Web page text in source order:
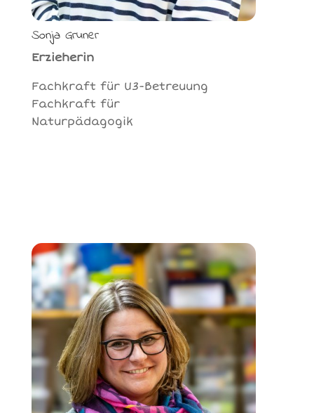
Sonja Gruner
Erzieherin
Fachkraft für U3-Betreuung
Fachkraft für
Naturpädagogik